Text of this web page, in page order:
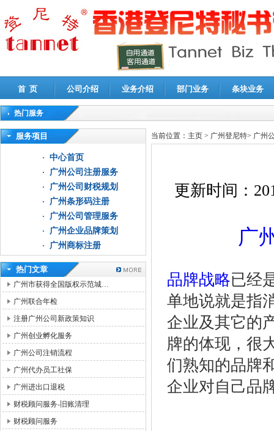
首 页 公司介绍 业务介绍 部门业务 条块业务
热门服务
高新技术企业认定审计|企业所得税汇算清缴申报鉴证
服务项目
中心首页
广州公司注册服务
广州公司财税规划
广州条形码注册
广州公司管理服务
广州企业品牌策划
广州商标注册
热门文章
广州市获得全国版权示范城…
广州联合年检
注册广州公司新政策知识
广州创业孵化服务
广州公司注销流程
广州代办员工社保
广州进出口退税
财税顾问服务-旧账清理
财税顾问服务
当前位置： 主页 > 广州登尼特> 广州
更新时间：
广
品牌战略已经
单地说就是指
企业及其它的
牌的体现，很
们熟知的品牌
企业对自己品